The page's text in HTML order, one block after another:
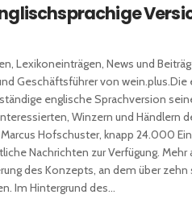
Lexikoneinträgen, News und
Geschäftsführer von wein.plus.Die
englische Sprachversion
Winzern und Händlern
Hofschuster, knapp 24.000
Nachrichten zur Verfügung. Mehr
des Konzepts, an dem über zehn
Im Hintergrund des...